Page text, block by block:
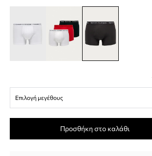
Επιλογή μεγέθους
Προσθήκη στο καλάθι